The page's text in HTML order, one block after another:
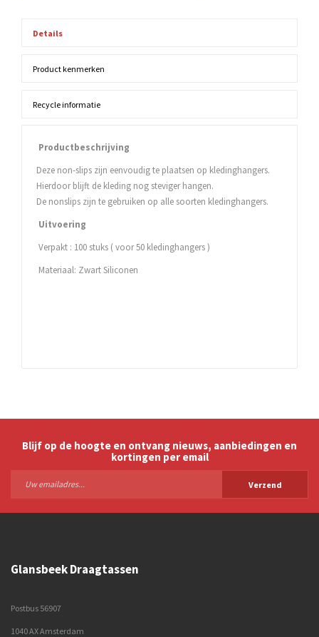
Details
Product kenmerken
Recycle informatie
Productbeschrijving
Deze non-slips zijn eenvoudig te plaatsen op kledinghangers.
Hierdoor blijft de kleding nog steviger hangen.
De nonslips zijn te gebruiken op alle soorten kledinghangers.
Uitvoering
Verpakt : 100 stuks ( voor 50 kledinghangers )
Materiaal: Zwart Siliconen
Blijf op de hoogte en ontvang nieuws, aanbiedingen en
kortingen per email
Verzend
Glansbeek Draagtassen
Postbus 56907
1040 AX Amsterdam